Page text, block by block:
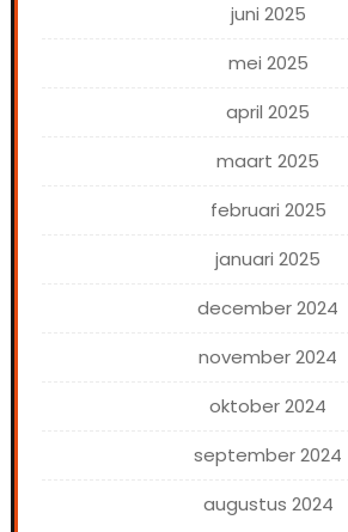
juni 2025
mei 2025
april 2025
maart 2025
februari 2025
januari 2025
december 2024
november 2024
oktober 2024
september 2024
augustus 2024